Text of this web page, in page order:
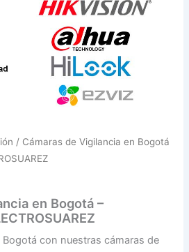
/ Cámaras de Vigilancia en Bogotá
en Bogotá –
con nuestras cámaras de